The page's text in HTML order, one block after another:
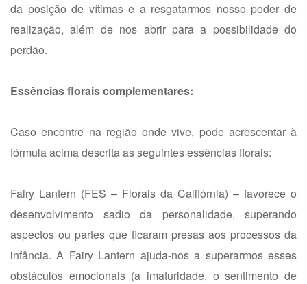
da posição de vítimas e a resgatarmos nosso poder de
realização, além de nos abrir para a possibilidade do
perdão.
Essências florais complementares:
Caso encontre na região onde vive, pode acrescentar à
fórmula acima descrita as seguintes essências florais:
Fairy Lantern (FES – Florais da Califórnia) – favorece o
desenvolvimento sadio da personalidade, superando
aspectos ou partes que ficaram presas aos processos da
infância. A Fairy Lantern ajuda-nos a superarmos esses
obstáculos emocionais (a imaturidade, o sentimento de